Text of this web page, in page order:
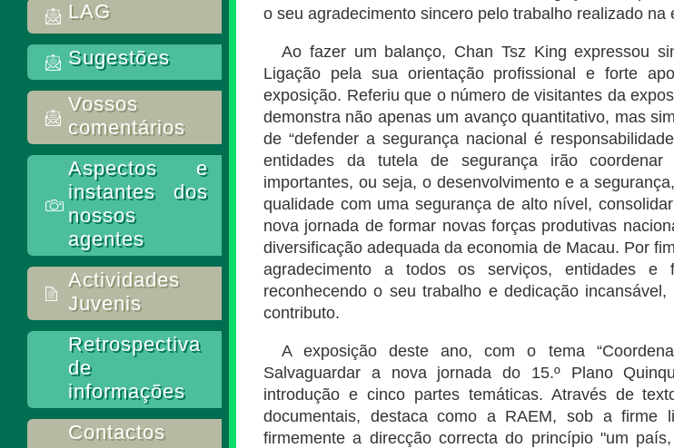
LAG
Sugestões
Vossos
comentários
Aspectos e
instantes dos
nossos
agentes
Actividades
Juvenis
Retrospectiva
de
informações
Contactos
o seu agradecimento sincero pelo trabalho realizado na
Ao fazer um balanço, Chan Tsz King expressou
Ligação pela sua orientação profissional e forte
exposição. Referiu que o número de visitantes da
demonstra não apenas um avanço quantitativo, mas
de “defender a segurança nacional é
entidades da tutela de segurança irão
importantes, ou seja, o desenvolvimento e a
qualidade com uma segurança de alto nível,
nova jornada de formar novas forças produtivas
diversificação adequada da economia de Macau. Por
agradecimento a todos os serviços, entidades e
reconhecendo o seu trabalho e dedicação
contributo.
A exposição deste ano, com o tema
Salvaguardar a nova jornada do 15.º Plano
introdução e cinco partes temáticas. Através de
documentais, destaca como a RAEM, sob a firme
firmemente a direcção correcta do princípio "um